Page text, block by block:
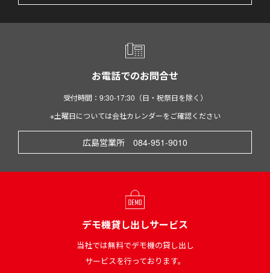
お電話でのお問合せ
受付時間：9:30-17:30（日・祝祭日を除く）
※土曜日については会社カレンダーをご確認ください
広島営業所 084-951-9010
デモ機貸し出しサービス
当社では無料でデモ機の貸し出し
サービスを行っております。